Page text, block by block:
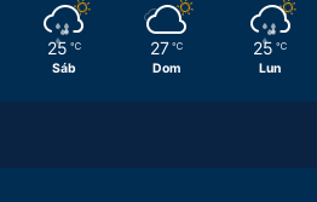
25 ℃
Sáb
27 ℃
Dom
25 ℃
Lun